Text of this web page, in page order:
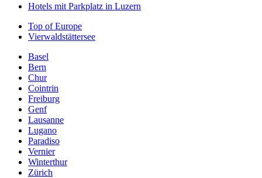
Hotels mit Parkplatz in Luzern
Top of Europe
Vierwaldstättersee
Basel
Bern
Chur
Cointrin
Freiburg
Genf
Lausanne
Lugano
Paradiso
Vernier
Winterthur
Zürich